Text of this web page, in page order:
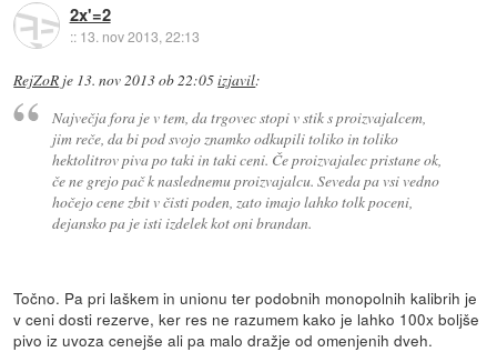
2x'=2
:: 13. nov 2013, 22:13
RejZoR je 13. nov 2013 ob 22:05izjavil:
Največja fora je v tem, da trgovec stopi v stik s proizvajalcem,
jim reče, da bi pod svojo znamko odkupili toliko in toliko
hektolitrov piva po taki in taki ceni. Če proizvajalec pristane ok,
če ne grejo pač k naslednemu proizvajalcu. Seveda pa vsi vedno
hočejo cene zbit v čisti poden, zato imajo lahko tolk poceni,
dejansko pa je isti izdelek kot oni brandan.
Točno. Pa pri laškem in unionu ter podobnih monopolnih kalibrih je
v ceni dosti rezerve, ker res ne razumem kako je lahko 100x boljše
pivo iz uvoza cenejše ali pa malo dražje od omenjenih dveh.